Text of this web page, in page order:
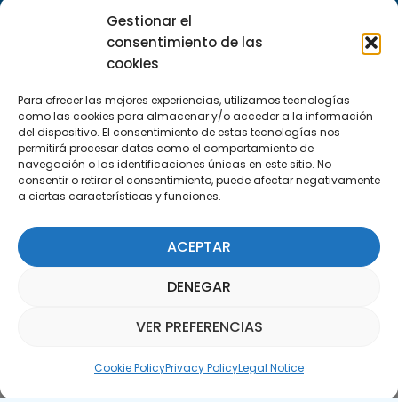
Gestionar el
consentimiento de las
cookies
Para ofrecer las mejores experiencias, utilizamos tecnologías
como las cookies para almacenar y/o acceder a la información
del dispositivo. El consentimiento de estas tecnologías nos
permitirá procesar datos como el comportamiento de
navegación o las identificaciones únicas en este sitio. No
consentir o retirar el consentimiento, puede afectar negativamente
a ciertas características y funciones.
ACEPTAR
DENEGAR
VER PREFERENCIAS
Cookie PolicyPrivacy PolicyLegal Notice
29590 Campanillas, Málaga
Subscribe to our Newsletter
SUBSCRIBE HERE